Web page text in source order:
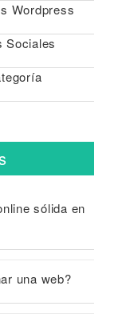
Wordpress
Sociales
sólida en
una web?